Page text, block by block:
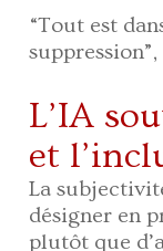
“Tout est
L’IA
et
La
désigner en
plutôt que